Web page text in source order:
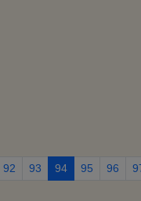
92 93 94 95 96